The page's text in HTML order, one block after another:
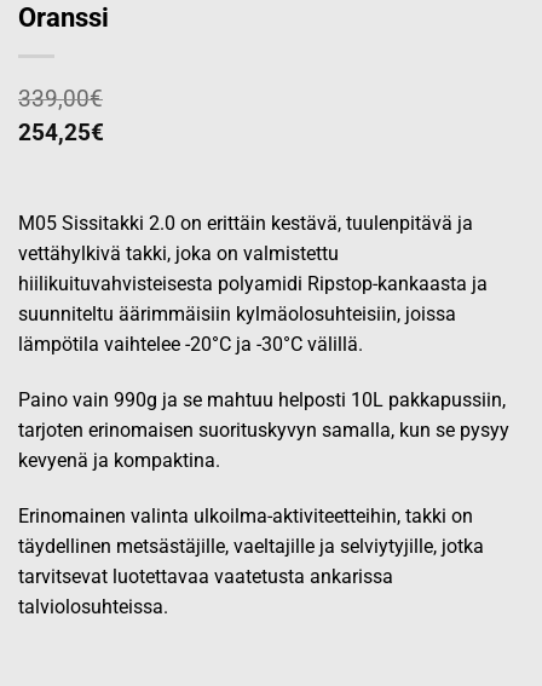
Oranssi
339,00€
254,25€
M05 Sissitakki 2.0 on erittäin kestävä, tuulenpitävä ja
vettähylkivä takki, joka on valmistettu
hiilikuituvahvisteisesta polyamidi Ripstop-kankaasta ja
suunniteltu äärimmäisiin kylmäolosuhteisiin, joissa
lämpötila vaihtelee -20°C ja -30°C välillä.
Paino vain 990g ja se mahtuu helposti 10L pakkapussiin,
tarjoten erinomaisen suorituskyvyn samalla, kun se pysyy
kevyenä ja kompaktina.
Erinomainen valinta ulkoilma-aktiviteetteihin, takki on
täydellinen metsästäjille, vaeltajille ja selviytyjille, jotka
tarvitsevat luotettavaa vaatetusta ankarissa
talviolosuhteissa.